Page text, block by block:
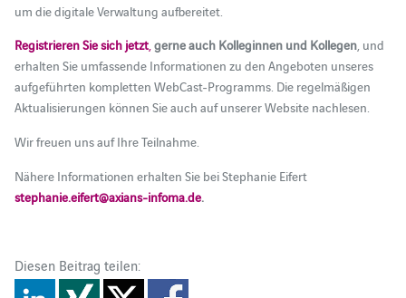
um die digitale Verwaltung aufbereitet.
Registrieren Sie sich jetzt,gerne auch Kolleginnen und Kollegen, und
erhalten Sie umfassende Informationen zu den Angeboten unseres
aufgeführten kompletten WebCast-Programms. Die regelmäßigen
Aktualisierungen können Sie auch auf unserer Website nachlesen.
Wir freuen uns auf Ihre Teilnahme.
Nähere Informationen erhalten Sie bei Stephanie Eifert
stephanie.eifert@axians-infoma.de.
Diesen Beitrag teilen: